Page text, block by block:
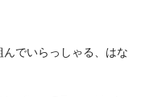
んでいらっしゃる、はな